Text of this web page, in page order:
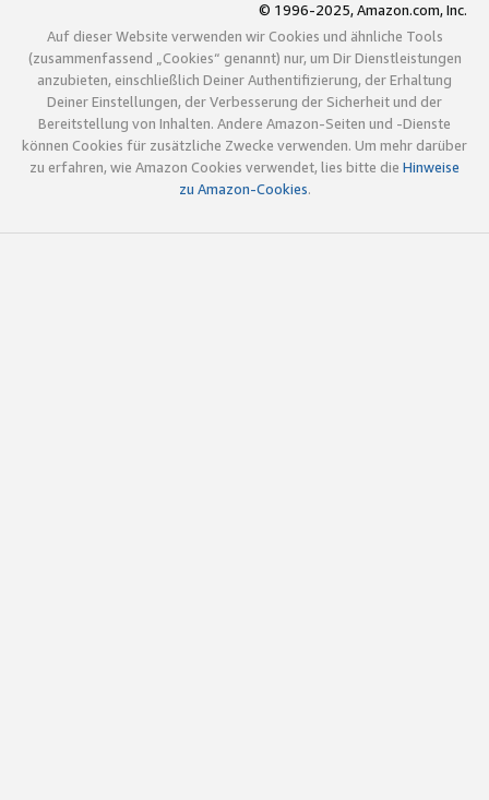
© 1996-2025, Amazon.com, Inc.
Auf dieser Website verwenden wir Cookies und ähnliche Tools
(zusammenfassend „Cookies“ genannt) nur, um Dir Dienstleistungen
anzubieten, einschließlich Deiner Authentifizierung, der Erhaltung
Deiner Einstellungen, der Verbesserung der Sicherheit und der
Bereitstellung von Inhalten. Andere Amazon-Seiten und -Dienste
können Cookies für zusätzliche Zwecke verwenden. Um mehr darüber
zu erfahren, wie Amazon Cookies verwendet, lies bitte die Hinweise
zu Amazon-Cookies.